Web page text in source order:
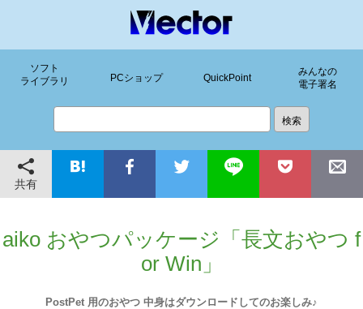
ソフト
ライブラリ
PCショップ QuickPoint
みんなの
電子署名
共有
aiko おやつパッケージ「長文おやつ f
or Win」
PostPet 用のおやつ 中身はダウンロードしてのお楽しみ♪